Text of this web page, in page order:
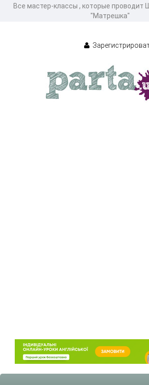
Все мастер-классы , которые проводит
"Матрешка"